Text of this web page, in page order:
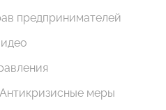
предпринимателей
меры